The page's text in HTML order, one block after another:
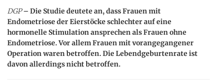
DGP– Die Studie deutete an, dass Frauen mit
Endometriose der Eierstöcke schlechter auf eine
hormonelle Stimulation ansprechen als Frauen ohne
Endometriose. Vor allem Frauen mit vorangegangener
Operation waren betroffen. Die Lebendgeburtenrate ist
davon allerdings nicht betroffen.